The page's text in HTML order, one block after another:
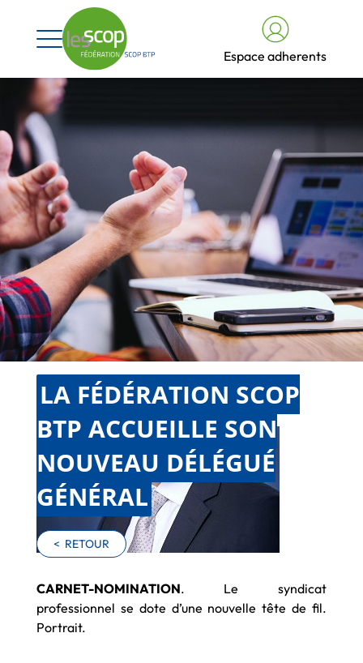
Espace adherents
LA FÉDÉRATION SCOP
BTP ACCUEILLE SON
NOUVEAU DÉLÉGUÉ
GÉNÉRAL
< RETOUR
CARNET-NOMINATION. Le syndicat
professionnel se dote d’une nouvelle tête de fil.
Portrait.